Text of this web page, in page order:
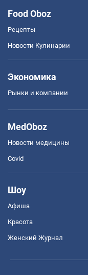
Food Oboz
Рецепты
Новости Кулинарии
Экономика
Рынки и компании
MedOboz
Новости медицины
Covid
Шоу
Афиша
Красота
Женский Журнал